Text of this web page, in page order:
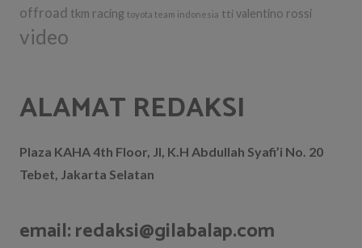
offroad tkm racing toyota team indonesia tti valentino rossi
video
ALAMAT REDAKSI
Plaza KAHA 4th Floor, Jl, K.H Abdullah Syafi’i No. 20
Tebet, Jakarta Selatan
email: redaksi@gilabalap.com